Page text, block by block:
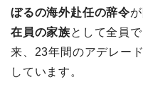
ぼるの海外赴任の辞令
在員の家族として全員で
来、23年間のアデレー
しています。